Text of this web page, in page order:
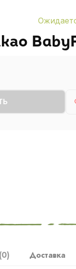
(0) Доставка